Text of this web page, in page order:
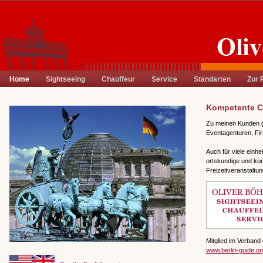
Home Sightseeing Chauffeur Service Standarten Zur
Kompetente
Zu meinen Kunden
Eventagenturen,
Auch für viele
ortskundige und
Mitglied im
www.berlin-